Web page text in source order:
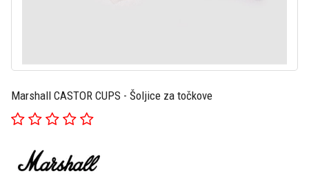
Marshall CASTOR CUPS - Šoljice za točkove